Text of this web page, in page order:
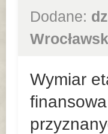
Dodane:
Wymiar